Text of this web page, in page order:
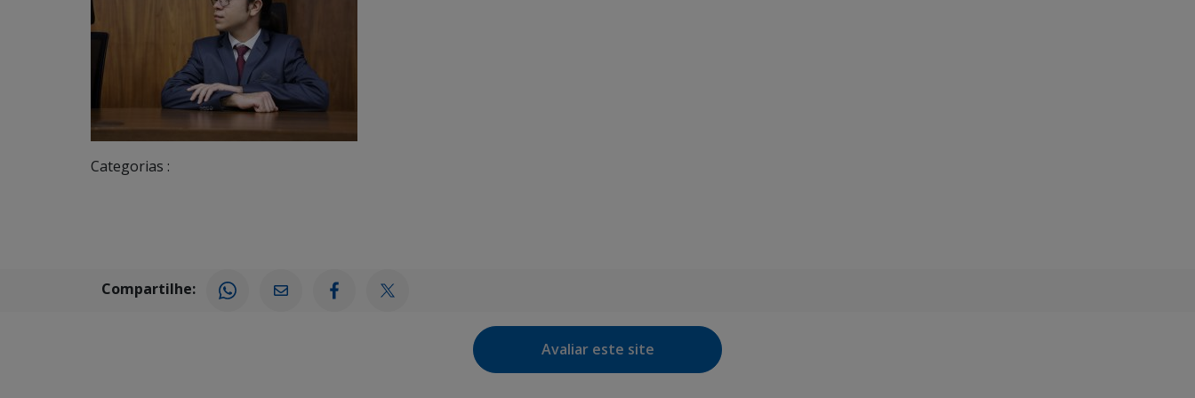
Categorias :
Compartilhe:
Avaliar este site